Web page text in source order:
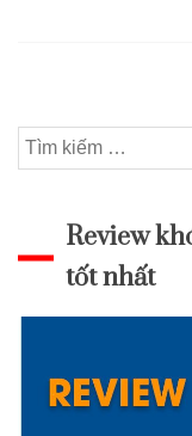
Tìm
kiếm
Review
tốt nhất